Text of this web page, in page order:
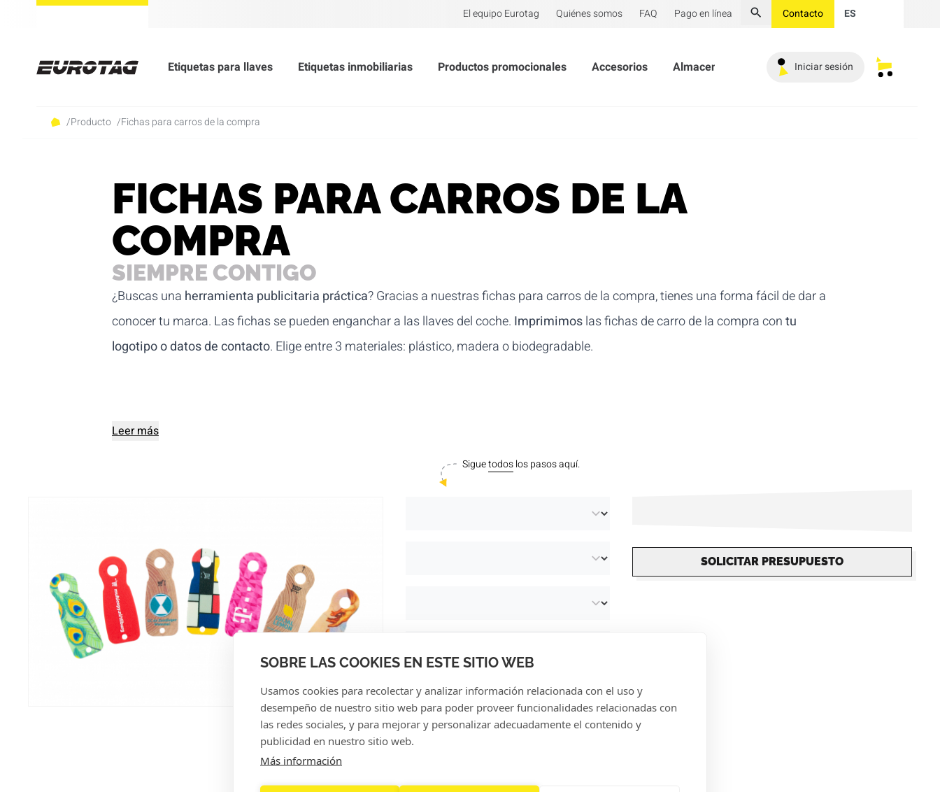
SOBRE LAS COOKIES EN ESTE SITIO WEB
Usamos cookies para recolectar y analizar información relacionada con el uso y
desempeño de nuestro sitio web para poder proveer funcionalidades relacionadas con
las redes sociales, y para mejorar y personalizar adecuadamente el contenido y
publicidad en nuestro sitio web.
Más información
El equipo Eurotag Quiénes somos FAQ Pago en línea
Buscar
Contacto ES
Etiquetas para llaves Etiquetas inmobiliarias Productos promocionales Accesorios Almacenamiento de llavesIniciar sesión Mis
/Producto /Fichas para carros de la compra
FICHAS PARA CARROS DE LA
COMPRA
SIEMPRE CONTIGO
¿Buscas una herramienta publicitaria práctica? Gracias a nuestras fichas para carros de la compra, tienes una forma fácil de dar a
conocer tu marca. Las fichas se pueden enganchar a las llaves del coche. Imprimimoslas fichas de carro de la compra contu
logotipo o datos de contacto. Elige entre 3 materiales: plástico, madera o biodegradable.
Leer más
Siguetodoslos pasos aquí.
SOLICITAR PRESUPUESTO